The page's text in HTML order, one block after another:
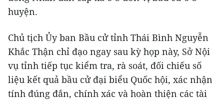
huyện.
Chủ tịch Ủy ban Bầu cử tỉnh Thái Bình Nguyễn
Khắc Thận chỉ đạo ngay sau kỳ họp này, Sở Nội
vụ tỉnh tiếp tục kiểm tra, rà soát, đối chiếu số
liệu kết quả bầu cử đại biểu Quốc hội, xác nhận
tính đúng đắn, chính xác và hoàn thiện các tài